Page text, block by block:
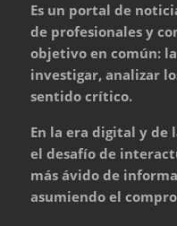
Es un portal de
de profesionales y
objetivo en común:
investigar, analizar
sentido crítico.
En la era digital y de
el desafío de
más ávido de
asumiendo el